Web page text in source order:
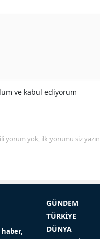
ve kabul ediyorum
yorum yok, ilk yorumu siz
GÜNDEM
TÜRKİYE
DÜNYA